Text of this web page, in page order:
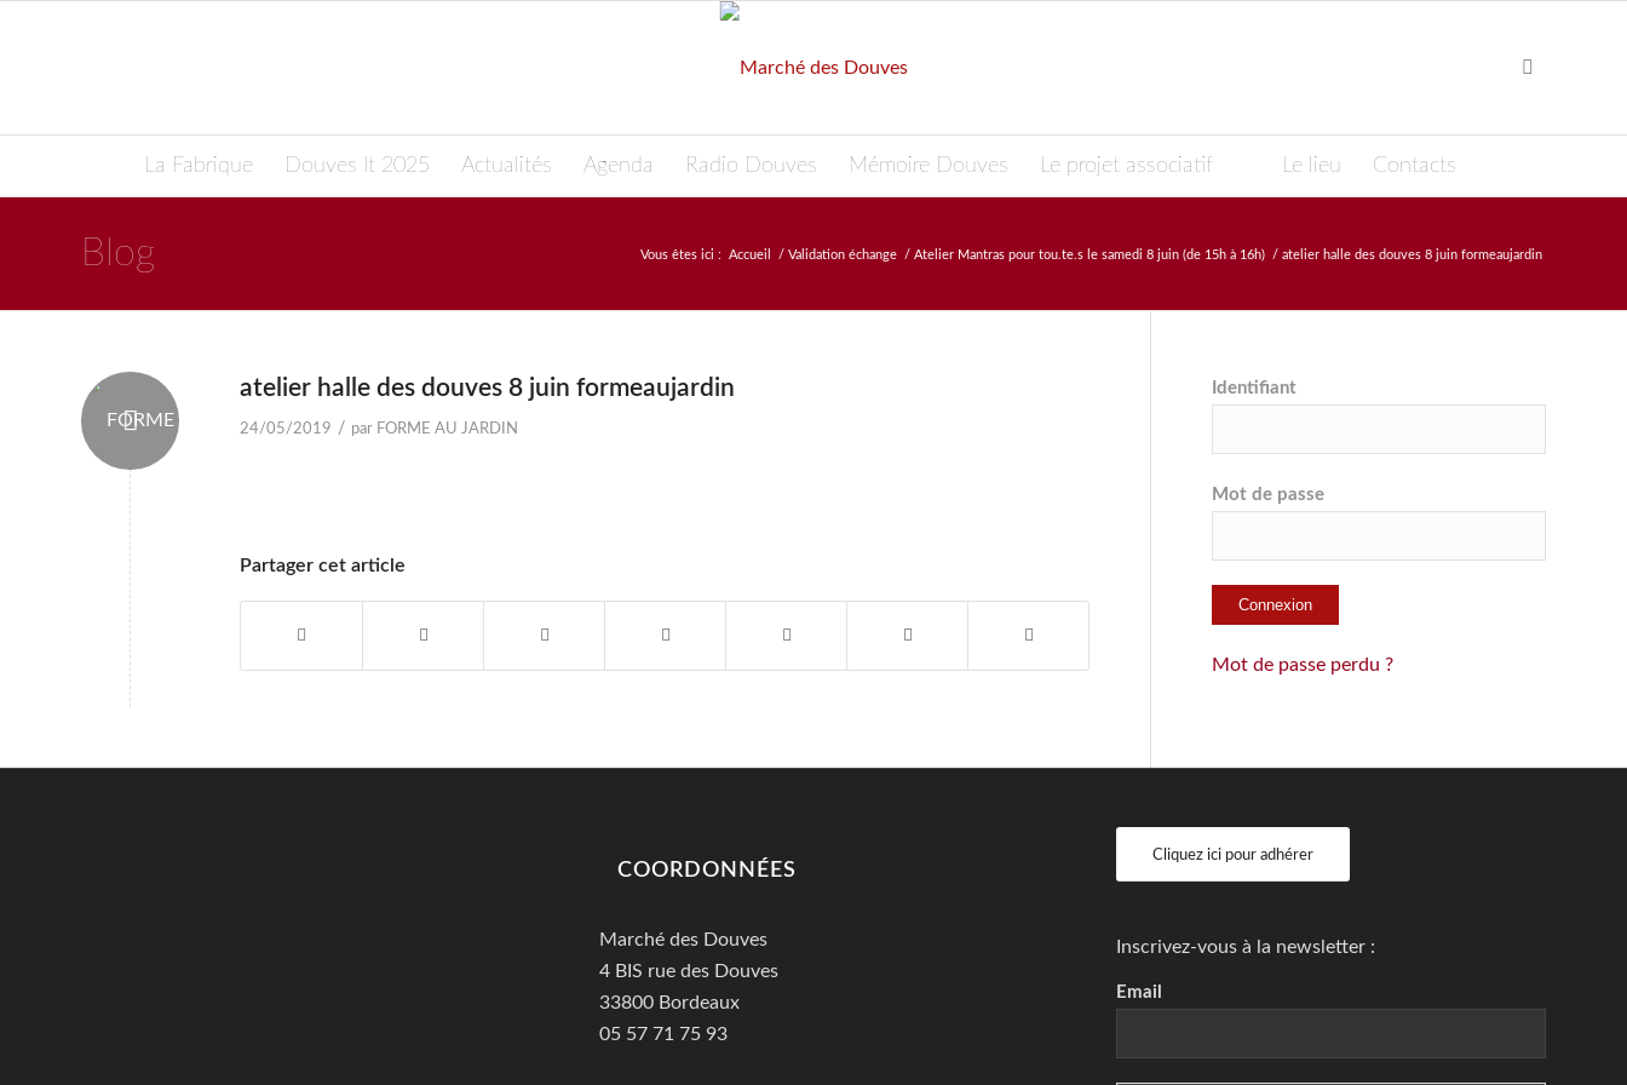
La Fabrique Douves It 2025 Actualités Agenda Radio Douves Mémoire Douves Le projet associatif Le lieu Contacts
Blog Vous êtes ici : Accueil / Validation échange / Atelier Mantras pour tou.te.s le samedi 8 juin (de 15h à 16h) / atelier halle des douves 8 juin formeaujardin
atelier halle des douves 8 juin formeaujardin
24/05/2019 / par FORME AU JARDIN
Partager cet article
Identifiant
Mot de passe
Mot de passe perdu ?
COORDONNÉES
Marché des Douves
4 BIS rue des Douves
33800 Bordeaux
05 57 71 75 93
Cliquez ici pour adhérer
Inscrivez-vous à la newsletter :
Email